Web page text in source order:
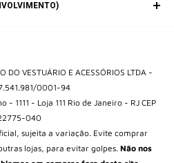
DO VESTUÁRIO E ACESSÓRIOS LTDA -
0001-94
1111 - Loja 111 Rio de Janeiro - RJ CEP
040
sujeita a variação. Evite comprar
lojas, para evitar golpes. Não nos